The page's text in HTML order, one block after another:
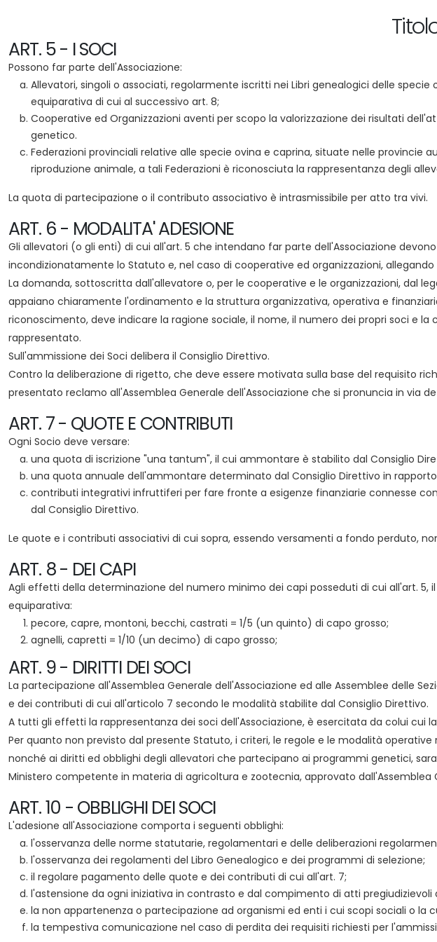
ART. 5 - I SOCI
Possono far parte dell'Associazione:
Allevatori, singoli o associati, regolarmente iscritti nei Libri genealogici delle
equiparativa di cui al successivo art. 8;
Cooperative ed Organizzazioni aventi per scopo la valorizzazione dei risultati
genetico.
Federazioni provinciali relative alle specie ovina e caprina, situate nelle provincie
riproduzione animale, a tali Federazioni è riconosciuta la rappresentanza degli
La quota di partecipazione o il contributo associativo è intrasmissibile per atto tra vivi.
ART. 6 - MODALITA' ADESIONE
Gli allevatori (o gli enti) di cui all'art. 5 che intendano far parte dell'Associazione
incondizionatamente lo Statuto e, nel caso di cooperative ed organizzazioni,
La domanda, sottoscritta dall'allevatore o, per le cooperative e le organizzazioni, dal
appaiano chiaramente l'ordinamento e la struttura organizzativa, operativa e
riconoscimento, deve indicare la ragione sociale, il nome, il numero dei propri soci e
rappresentato.
Sull'ammissione dei Soci delibera il Consiglio Direttivo.
Contro la deliberazione di rigetto, che deve essere motivata sulla base del requisito
presentato reclamo all'Assemblea Generale dell'Associazione che si pronuncia in via
ART. 7 - QUOTE E CONTRIBUTI
Ogni Socio deve versare:
una quota di iscrizione "una tantum", il cui ammontare è stabilito dal Consiglio
una quota annuale dell'ammontare determinato dal Consiglio Direttivo in
contributi integrativi infruttiferi per fare fronte a esigenze finanziarie connesse
dal Consiglio Direttivo.
Le quote e i contributi associativi di cui sopra, essendo versamenti a fondo perduto,
ART. 8 - DEI CAPI
Agli effetti della determinazione del numero minimo dei capi posseduti di cui all'art.
equiparativa:
pecore, capre, montoni, becchi, castrati = 1/5 (un quinto) di capo grosso;
agnelli, capretti = 1/10 (un decimo) di capo grosso;
ART. 9 - DIRITTI DEI SOCI
La partecipazione all'Assemblea Generale dell'Associazione ed alle Assemblee delle
e dei contributi di cui all'articolo 7 secondo le modalità stabilite dal Consiglio Direttivo.
A tutti gli effetti la rappresentanza dei soci dell'Associazione, è esercitata da colui cui
Per quanto non previsto dal presente Statuto, i criteri, le regole e le modalità
nonché ai diritti ed obblighi degli allevatori che partecipano ai programmi genetici,
Ministero competente in materia di agricoltura e zootecnia, approvato dall'Assemblea
ART. 10 - OBBLIGHI DEI SOCI
L'adesione all'Associazione comporta i seguenti obblighi:
l'osservanza delle norme statutarie, regolamentari e delle deliberazioni
l'osservanza dei regolamenti del Libro Genealogico e dei programmi di selezione;
il regolare pagamento delle quote e dei contributi di cui all'art. 7;
l'astensione da ogni iniziativa in contrasto e dal compimento di atti
la non appartenenza o partecipazione ad organismi ed enti i cui scopi sociali o
la tempestiva comunicazione nel caso di perdita dei requisiti richiesti per